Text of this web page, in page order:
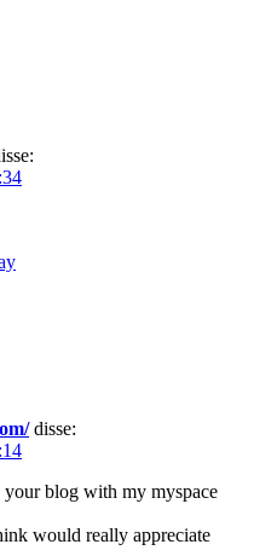
disse:
blog with my myspace
would really appreciate